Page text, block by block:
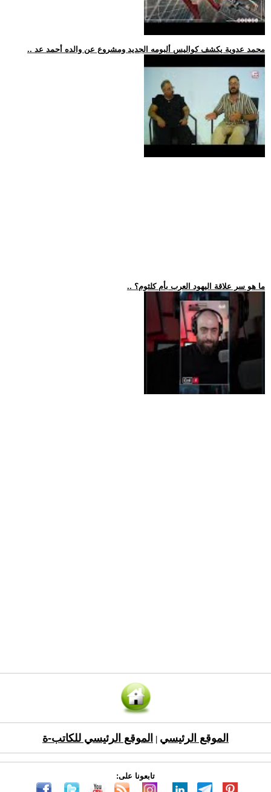
.. محمد عدوية يكشف كواليس ألبومه الجديد ومشروع عن والده أحمد عد
.. ما هو سر علاقة اليهود العرب بأم كلثوم؟
الموقع الرئيسي الموقع الرئيسي للكاتب-ة
تابعونا على: